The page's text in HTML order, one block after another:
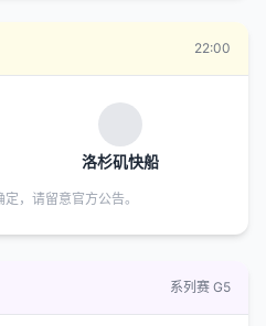
22:00
洛杉矶快船
，请留意官方公告。
系列赛 G5